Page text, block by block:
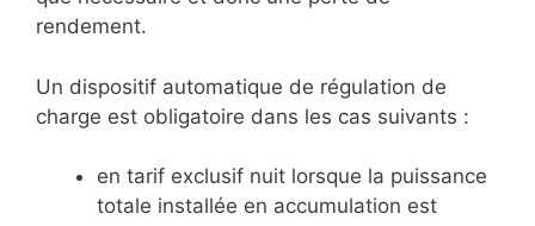
rendement.
Un dispositif automatique de régulation de
charge est obligatoire dans les cas suivants :
en tarif exclusif nuit lorsque la puissance
totale installée en accumulation est